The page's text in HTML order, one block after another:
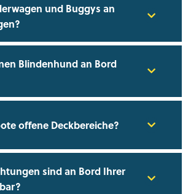
und Buggys an
Blindenhund an Bord
offene Deckbereiche?
sind an Bord Ihrer